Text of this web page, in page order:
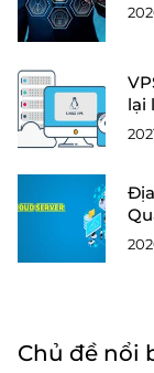
lại
Chủ đề nổi